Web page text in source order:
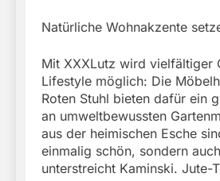
Natürliche Wohnakzente
Mit XXXLutz wird vielfältiger
Lifestyle möglich: Die
Roten Stuhl bieten dafür ein
an umweltbewussten
aus der heimischen Esche
einmalig schön, sondern
unterstreicht Kaminski. Jute-